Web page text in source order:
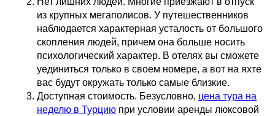
из крупных мегаполисов. У путешественников
наблюдается характерная усталость от большого
скопления людей, причем она больше носить
психологический характер. В отелях вы сможете
уединиться только в своем номере, а вот на яхте
вас будут окружать только самые близкие.
Доступная стоимость. Безусловно, цена тура на
неделю в Турцию при условии аренды люксовой